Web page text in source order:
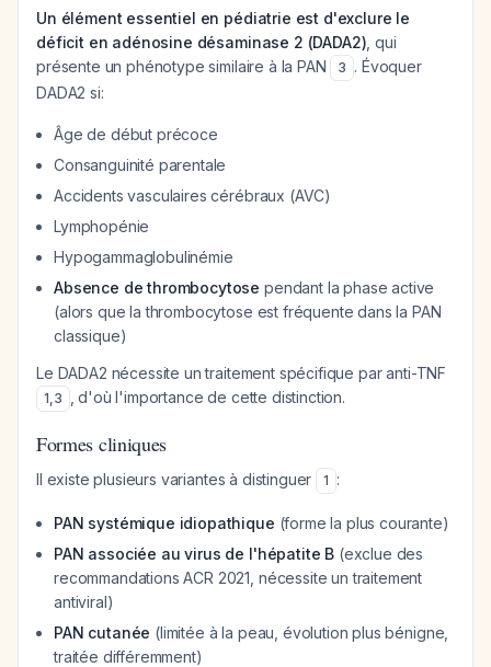
Un élément essentiel en pédiatrie est d'exclure le
déficit en adénosine désaminase 2 (DADA2) , qui
présente un phénotype similaire à la PAN
3 . Évoquer
DADA2 si:
Âge de début précoce
Consanguinité parentale
Accidents vasculaires cérébraux (AVC)
Lymphopénie
Hypogammaglobulinémie
Absence de thrombocytose pendant la phase active
(alors que la thrombocytose est fréquente dans la PAN
classique)
Le DADA2 nécessite un traitement spécifique par anti-TNF
1,3 , d'où l'importance de cette distinction.
Formes cliniques
Il existe plusieurs variantes à distinguer 1 :
PAN systémique idiopathique (forme la plus courante)
PAN associée au virus de l'hépatite B (exclue des
recommandations ACR 2021, nécessite un traitement
antiviral)
PAN cutanée (limitée à la peau, évolution plus bénigne,
traitée différemment)